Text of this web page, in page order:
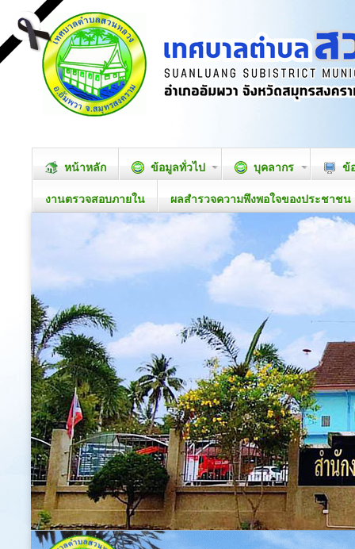
หน้าหลัก ข้อมูลทั่วไป บุคลากร ข้
งานตรวจสอบภายใน ผลสำรวจความพึงพอใจของประชาชน